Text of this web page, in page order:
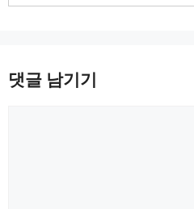
댓글 남기기